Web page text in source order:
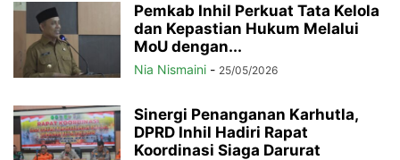
Pemkab Inhil Perkuat Tata Kelola
dan Kepastian Hukum Melalui
MoU dengan...
Nia Nismaini - 25/05/2026
Sinergi Penanganan Karhutla,
DPRD Inhil Hadiri Rapat
Koordinasi Siaga Darurat